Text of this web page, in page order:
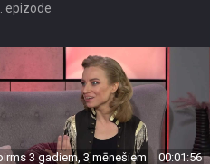
epizode
3 gadiem, 3 mēnešiem 00:01:56